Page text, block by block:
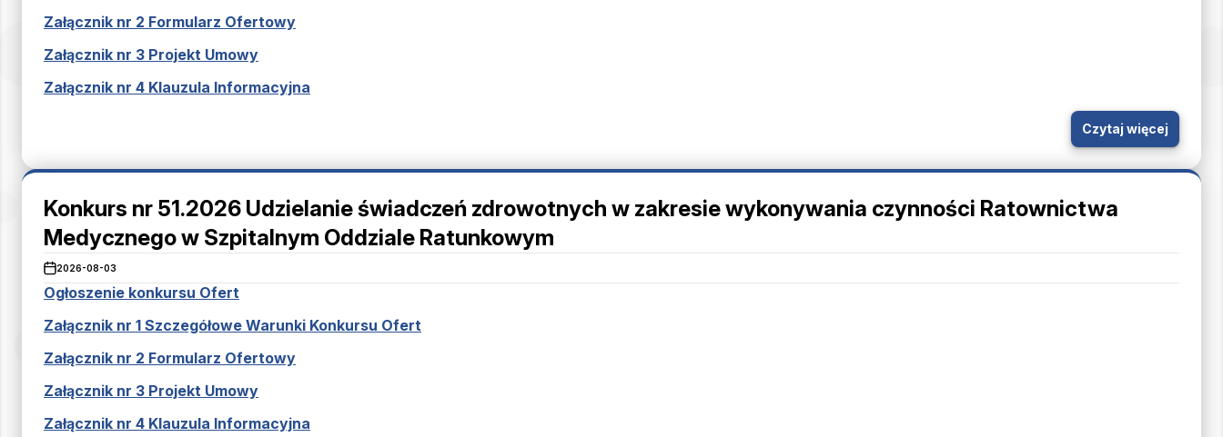
Załącznik nr 2 Formularz Ofertowy
Załącznik nr 3 Projekt Umowy
Załącznik nr 4 Klauzula Informacyjna
Czytaj więcej
Konkurs nr 51.2026 Udzielanie świadczeń zdrowotnych w zakresie wykonywania czynności Ratownictwa
Medycznego w Szpitalnym Oddziale Ratunkowym
2026-08-03
Ogłoszenie konkursu Ofert
Załącznik nr 1 Szczegółowe Warunki Konkursu Ofert
Załącznik nr 2 Formularz Ofertowy
Załącznik nr 3 Projekt Umowy
Załącznik nr 4 Klauzula Informacyjna